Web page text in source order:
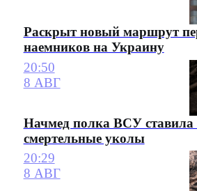
Раскрыт новый маршрут
наемников на Украину
20:50
8 АВГ
Начмед полка ВСУ
смертельные уколы
20:29
8 АВГ